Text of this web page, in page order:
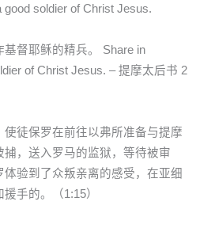
good soldier of Christ Jesus.
督耶稣的精兵。 Share in
of Christ Jesus. – 提摩太后书 2
徒保罗在前往以弗所准备与提摩
捕，送入罗马的监狱，等待被审
验到了众叛亲离的感受，在亚细
手的。（1:15）